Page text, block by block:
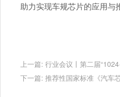
助力实现车规芯片的应用与
上一篇: 行业会议丨第二届
下一篇: 推荐性国家标准《汽车